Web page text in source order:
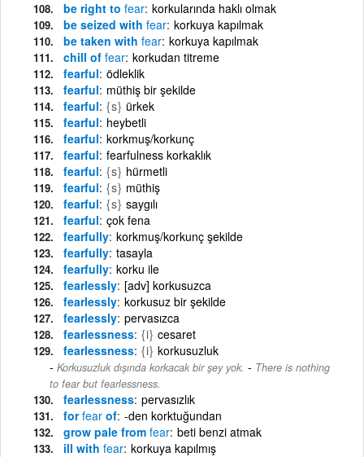
be right to fear korkularında haklı olmak
be seized with fear korkuya kapılmak
be taken with fear korkuya kapılmak
chill of fear korkudan titreme
fearful ödleklik
fearful müthiş bir şekilde
fearful {s} ürkek
fearful heybetli
fearful korkmuş/korkunç
fearful fearfulness korkaklık
fearful {s} hürmetli
fearful {s} müthiş
fearful {s} saygılı
fearful çok fena
fearfully korkmuş/korkunç şekilde
fearfully tasayla
fearfully korku ile
fearlessly [adv] korkusuzca
fearlessly korkusuz bir şekilde
fearlessly pervasızca
fearlessness {i} cesaret
fearlessness {i} korkusuzluk
Korkusuzluk dışında korkacak bir şey yok. - There is nothing
to fear but fearlessness.
fearlessness pervasızlık
forfear of -den korktuğundan
grow pale from fear beti benzi atmak
ill with fear korkuya kapılmış